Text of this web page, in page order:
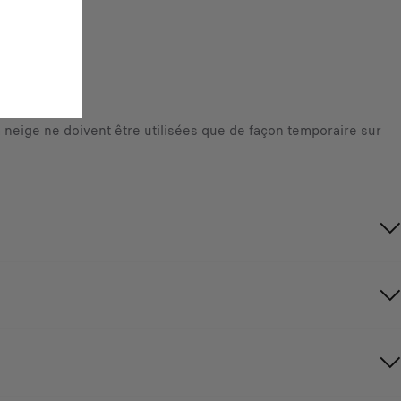
ne doivent être utilisées que de façon temporaire sur